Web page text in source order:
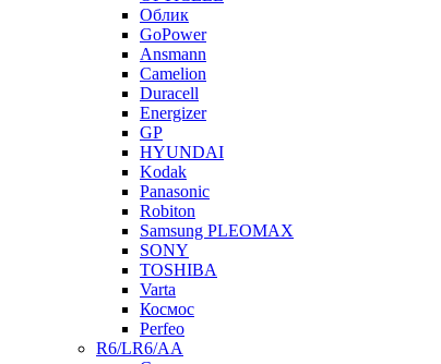
Облик
GoPower
Ansmann
Camelion
Duracell
Energizer
GP
HYUNDAI
Kodak
Panasonic
Robiton
Samsung PLEOMAX
SONY
TOSHIBA
Varta
Космос
Perfeo
R6/LR6/AA